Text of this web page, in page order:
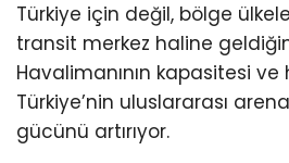
Türkiye için değil, bölge
transit merkez haline
Havalimanının kapasitesi
Türkiye’nin uluslararası
gücünü artırıyor.